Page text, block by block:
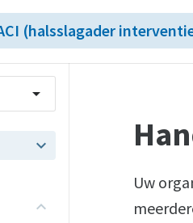
(halsslagader
arrow_drop_down
Uw